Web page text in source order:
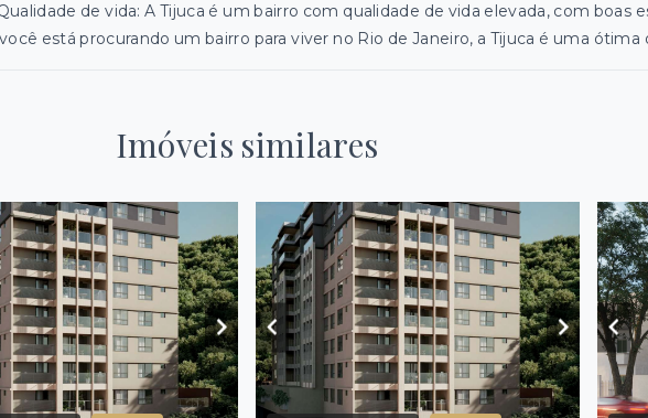
de vida: A Tijuca é um bairro com qualidade de vida elevada, com boas
está procurando um bairro para viver no Rio de Janeiro, a Tijuca é uma ótima
Imóveis similares